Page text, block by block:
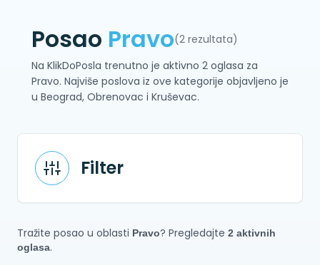
Posao Pravo(2 rezultata)
Na KlikDoPosla trenutno je aktivno 2 oglasa za
Pravo. Najviše poslova iz ove kategorije objavljeno je
u Beograd, Obrenovac i Kruševac.
Filter
Tražite posao u oblasti Pravo? Pregledajte 2 aktivnih
oglasa.